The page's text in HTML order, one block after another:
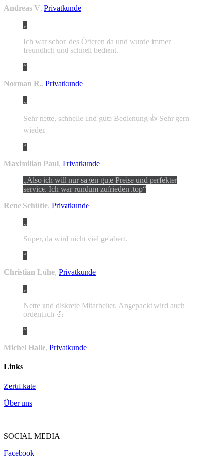
Andreas V, Privatkunde
Ich war schon des Öfteren da und wurde immer
freundlich und schnell bedient.
Norman R., Privatkunde
Sehr nette, schnelle und gute Bedienung 👍 Sehr gern
wieder.
Maximilian Paul, Privatkunde
Also ich will nur sagen gute Preise und perfekter
service. Ich war rundum zufrieden .top
Rene Schütte, Privatkunde
Super, da wird nicht viel gelabert.
Christian Lühe, Privatkunde
Nette und diskrete Mitarbeiter. Angepackt wird auch
ordentlich 💪
Michel Halle, Privatkunde
Links
Zertifikate
Über uns
SOCIAL MEDIA
Facebook